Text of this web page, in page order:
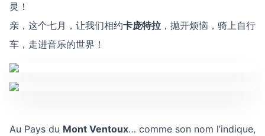
灵！
亲，这个七月，让我们相约卡庞特拉 ，抛开烦恼，骑上自行
车，走进音乐的世界！
Au Pays du Mont Ventoux… comme son nom l’indique,